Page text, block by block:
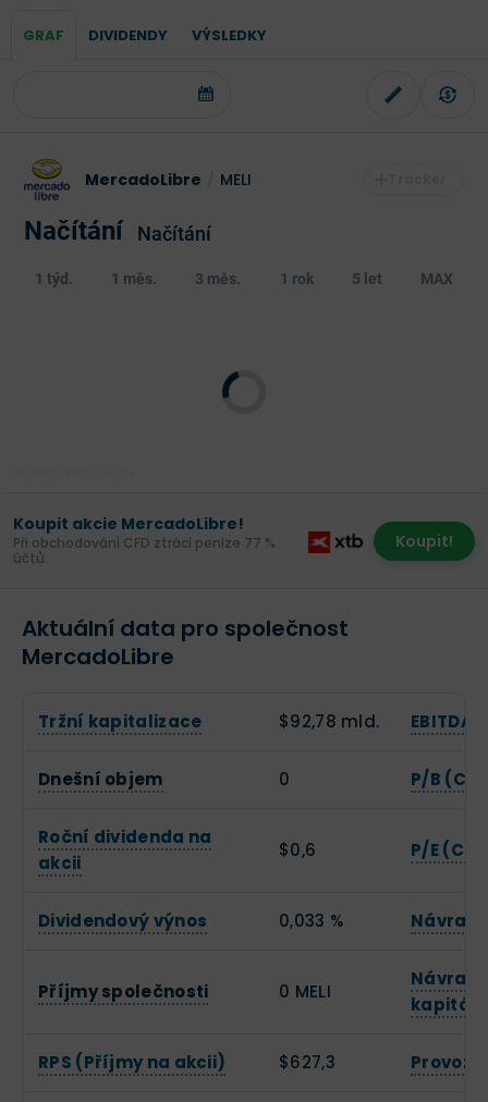
GRAF DIVIDENDY VÝSLEDKY
MercadoLibre MELI
Načítání Načítání
1 týd. 1 měs. 3 měs. 1 rok 5 let MAX
Koupit akcie MercadoLibre!
Při obchodování CFD ztrácí peníze 77 %
účtů.
Koupit!
Aktuální data pro společnost
MercadoLibre
Tržní kapitalizace $92,78 mld. EBITDA
Dnešní objem 0 P/B
Roční dividenda na
akcii
$0,6 P/E
Dividendový výnos 0,033 %
Příjmy společnosti 0 MELI
kapitálu
RPS (Příjmy na akcii) $627,3